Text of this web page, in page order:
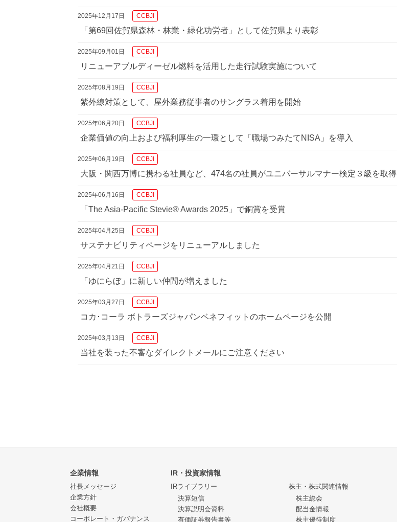
2025年12月17日 CCBJI
「第69回佐賀県森林・林業・緑化功労者」として佐賀県より表彰
2025年09月01日 CCBJI
リニューアブルディーゼル燃料を活用した走行試験実施について
2025年08月19日 CCBJI
紫外線対策として、屋外業務従事者のサングラス着用を開始
2025年06月20日 CCBJI
企業価値の向上および福利厚生の一環として「職場つみたてNISA」を導入
2025年06月19日 CCBJI
大阪・関西万博に携わる社員など、474名の社員がユニバーサルマナー検定３級を取得
2025年06月16日 CCBJI
「The Asia-Pacific Stevie® Awards 2025」で銅賞を受賞
2025年04月25日 CCBJI
サステナビリティページをリニューアルしました
2025年04月21日 CCBJI
「ゆにらぼ」に新しい仲間が増えました
2025年03月27日 CCBJI
コカ･コーラ ボトラーズジャパンベネフィットのホームページを公開
2025年03月13日 CCBJI
当社を装った不審なダイレクトメールにご注意ください
企業情報
社長メッセージ
企業方針
会社概要
コーポレート・ガバナンス
IR・投資家情報
IRライブラリー
決算短信
決算説明会資料
有価証券報告書等
株主・株式関連情報
株主総会
配当金情報
株主優待制度